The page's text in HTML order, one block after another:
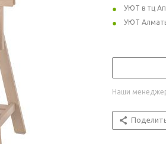
УЮТ в тц
УЮТ
Наши